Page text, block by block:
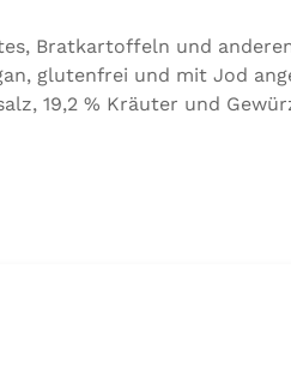
Bratkartoffeln und
glutenfrei und mit Jod
19,2 % Kräuter und
von Sellerie enthalten.